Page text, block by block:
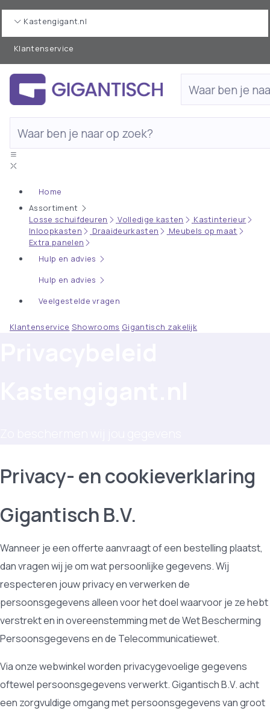
Kastengigant.nl
Klantenservice
Home
Assortiment
Losse schuifdeuren
Volledige kasten
Kastinterieur
Inloopkasten
Draaideurkasten
Meubels op maat
Extra panelen
Hulp en advies
Hulp en advies
Veelgestelde vragen
Klantenservice Showrooms Gigantisch zakelijk
Privacy- en cookieverklaring
Gigantisch B.V.
Wanneer je een offerte aanvraagt of een bestelling plaatst,
dan vragen wij je om wat persoonlijke gegevens. Wij
respecteren jouw privacy en verwerken de
persoonsgegevens alleen voor het doel waarvoor je ze hebt
verstrekt en in overeenstemming met de Wet Bescherming
Persoonsgegevens en de Telecommunicatiewet.
Via onze webwinkel worden privacygevoelige gegevens
oftewel persoonsgegevens verwerkt. Gigantisch B.V. acht
een zorgvuldige omgang met persoonsgegevens van groot